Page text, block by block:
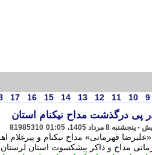
9
10
11
12
13
14
15
16
17
پی درگذشت مداح نیکنام استان
81985310
قهرمانی» مداح نیکنام و
مداح و ذاکر پیشکسوت استان لرستان